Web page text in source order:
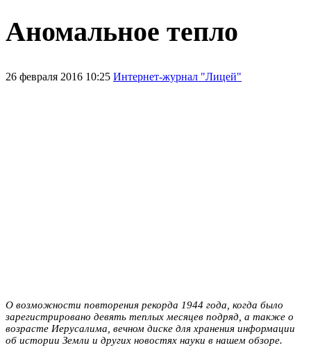
Аномальное тепло
26 февраля 2016 10:25 Интернет-журнал "Лицей"
О возможности повторения рекорда 1944 года, когда было
зарегистрировано девять теплых месяцев подряд, а также о
возрасте Иерусалима, вечном диске для хранения информации
об истории Земли и других новостях науки в нашем обзоре.